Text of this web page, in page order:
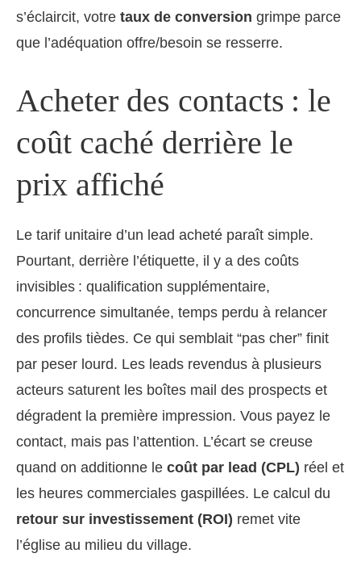
s’éclaircit, votre taux de conversion grimpe parce
que l’adéquation offre/besoin se resserre.
Acheter des contacts : le
coût caché derrière le
prix affiché
Le tarif unitaire d’un lead acheté paraît simple.
Pourtant, derrière l’étiquette, il y a des coûts
invisibles : qualification supplémentaire,
concurrence simultanée, temps perdu à relancer
des profils tièdes. Ce qui semblait “pas cher” finit
par peser lourd. Les leads revendus à plusieurs
acteurs saturent les boîtes mail des prospects et
dégradent la première impression. Vous payez le
contact, mais pas l’attention. L’écart se creuse
quand on additionne le coût par lead (CPL) réel et
les heures commerciales gaspillées. Le calcul du
retour sur investissement (ROI) remet vite
l’église au milieu du village.